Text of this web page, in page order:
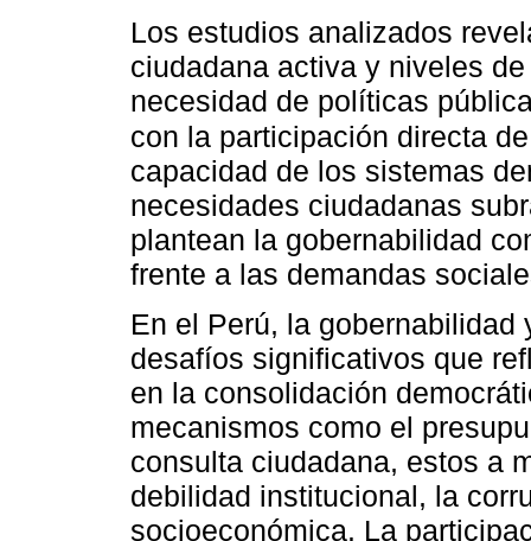
Los estudios analizados
ciudadana activa y niveles
necesidad de políticas
con la participación directa
capacidad de los sistemas
necesidades ciudadanas
plantean la gobernabilidad
frente a las demandas
En el Perú, la
desafíos significativos que
en la consolidación
mecanismos como el
consulta ciudadana, estos a
debilidad institucional, la
socioeconómica. La